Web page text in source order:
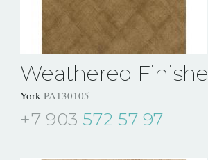
Weathered Finishes
York PA130105
+7 903 572 57 97